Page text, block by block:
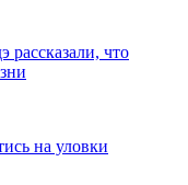
рассказали, что
на уловки